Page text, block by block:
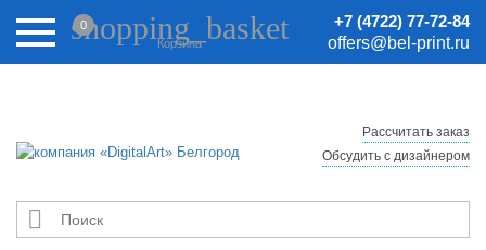
Внимание! Цены на сайте могут быть неактуальными.
Актуальные цены уточняйте у менеджеров.
+7 (4722) 77-72-84
offers@bel-print.ru
shopping_basket
Корзина
0

Рассчитать заказ
Обсудить с дизайнером